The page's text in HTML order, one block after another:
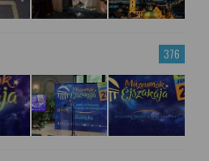
376